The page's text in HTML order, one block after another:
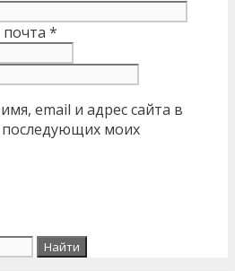
*
email и адрес сайта в
последующих моих